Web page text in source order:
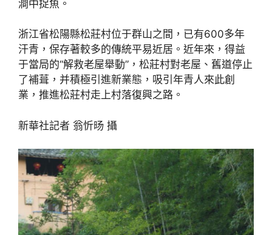
澗中捉魚。
浙江省松陽縣松莊村位于群山之間，已有600多年
汗青，保存著較多的傳統平易近居。近年來，得益
于當局的“解救老屋舉動”，松莊村對老屋、舊道停止
了補葺，并積極引進新業態，吸引年青人來此創
業，推進松莊村走上村落復興之路。
新華社記者 翁忻旸 攝